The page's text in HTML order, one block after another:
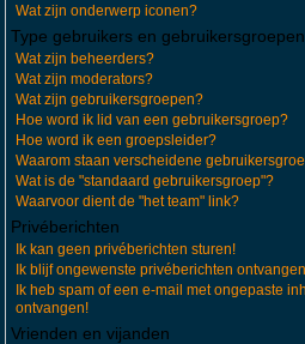
Wat zijn onderwerp iconen?
Type gebruikers en gebruikersgroepen
Wat zijn beheerders?
Wat zijn moderators?
Wat zijn gebruikersgroepen?
Hoe word ik lid van een gebruikersgroep?
Hoe word ik een groepsleider?
Waarom staan verscheidene
Wat is de "standaard gebruikersgroep"?
Waarvoor dient de "het team" link?
Privéberichten
Ik kan geen privéberichten sturen!
Ik blijf ongewenste privéberichten
Ik heb spam of een e-mail met ongepaste
ontvangen!
Vrienden en vijanden